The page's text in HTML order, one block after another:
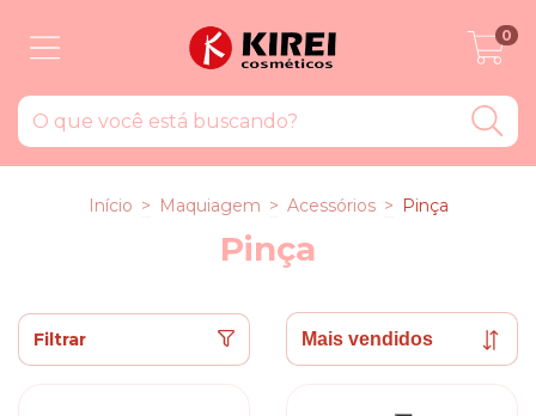
0
Início > Maquiagem > Acessórios > Pinça
Pinça
Filtrar